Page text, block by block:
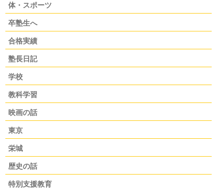
体・スポーツ
卒塾生へ
合格実績
塾長日記
学校
教科学習
映画の話
東京
栄城
歴史の話
特別支援教育